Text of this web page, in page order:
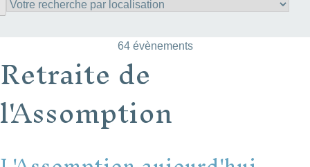
64 évènements
Retraite de
l'Assomption